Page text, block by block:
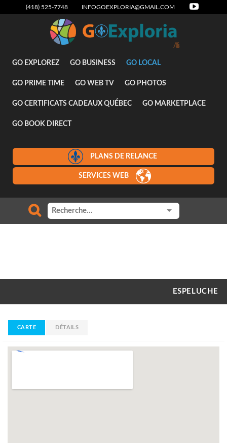
(418) 525-7748 INFOGOEXPLORIA@GMAIL.COM
Attraits
GO EXPLOREZ GO BUSINESS GO LOCAL
GO PRIME TIME GO WEB TV GO PHOTOS
GO CERTIFICATS CADEAUX QUÉBEC GO MARKETPLACE
GO BOOK DIRECT
PLANS DE RELANCE
SERVICES WEB
ESPELUCHE
CARTE DÉTAILS